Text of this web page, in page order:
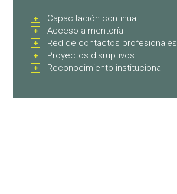
Capacitación continua
Acceso a mentoría
Red de contactos profesionales
Proyectos disruptivos
Reconocimiento institucional